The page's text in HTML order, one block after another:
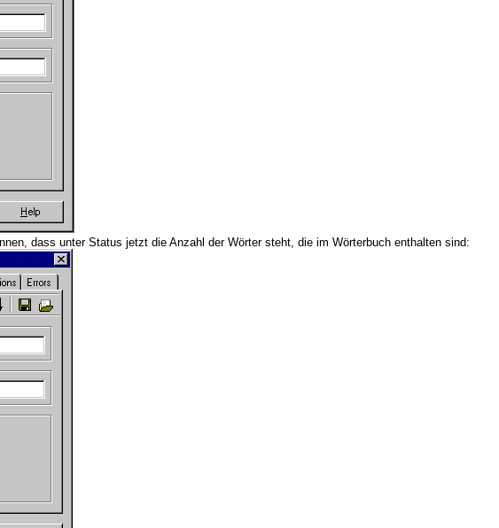
dass unter Status jetzt die Anzahl der Wörter steht, die im Wörterbuch enthalten sind: